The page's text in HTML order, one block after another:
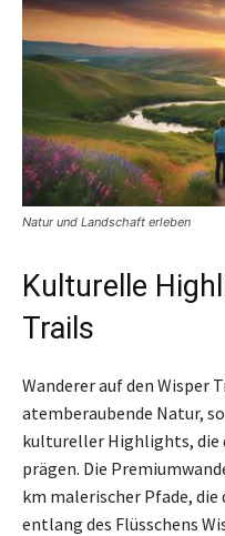
Natur und Landschaft erleben
Kulturelle
Trails
Wanderer auf den Wisper
atemberaubende Natur,
kultureller Highlights, die
prägen. Die
km malerischer Pfade, die
entlang des Flüsschens